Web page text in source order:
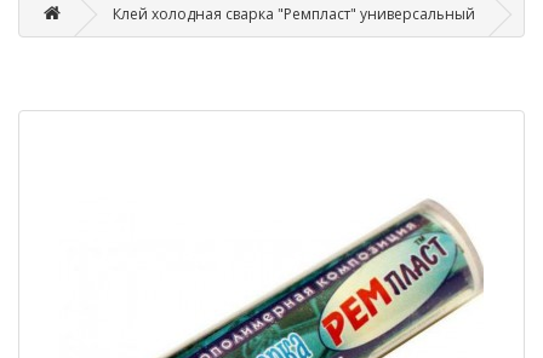
Клей холодная сварка "Ремпласт" универсальный